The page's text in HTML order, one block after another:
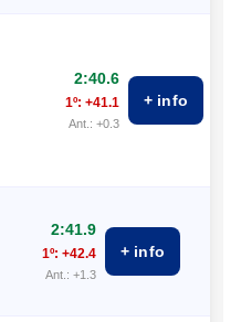
2:40.6
1º: +41.1
Ant.: +0.3
+ info
2:41.9
1º: +42.4
Ant.: +1.3
+ info